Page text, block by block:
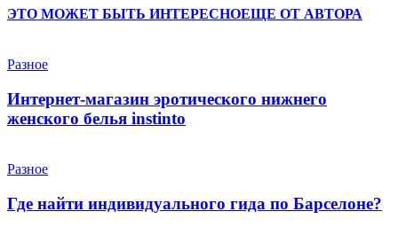
ЭТО МОЖЕТ БЫТЬ ИНТЕРЕСНОЕЩЕ ОТ АВТОРА
Разное
Интернет-магазин эротического нижнего
женского белья instinto
Разное
Где найти индивидуального гида по Барселоне?